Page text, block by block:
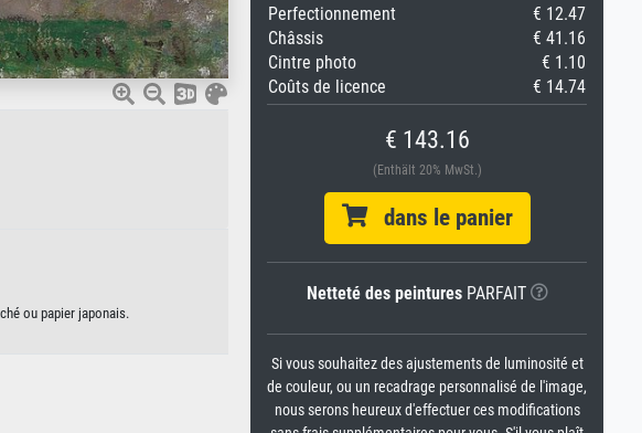
ou papier japonais.
Perfectionnement
€ 12.47
Châssis
€ 41.16
Cintre photo
€ 1.10
Coûts de licence
€ 14.74
€ 143.16
(Enthält 20% MwSt.)
dans le panier
Netteté des peinturesPARFAIT
Si vous souhaitez des ajustements de luminosité et
de couleur, ou un recadrage personnalisé de l'image,
nous serons heureux d'effectuer ces modifications